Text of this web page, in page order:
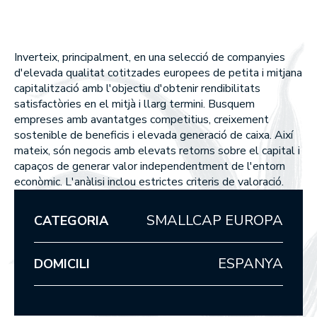
Què fem
WEALTH MANAGEMENT
ASSET MANAGEMENT
Com som
PER QUÈ TRIAR-NOS?
Els nostres fons
RENDIBILITATS DELS NOSTRES FONS
RENDA VARIABLE
EDM International - Alterna
Fija
Inverteix, principalment, en una selecció de companyies
d'elevada qualitat cotitzades europees de petita i mitjana
capitalització amb l'objectiu d'obtenir rendibilitats
satisfactòries en el mitjà i llarg termini. Busquem
empreses amb avantatges competitius, creixement
sostenible de beneficis i elevada generació de caixa. Així
mateix, són negocis amb elevats retorns sobre el capital i
capaços de generar valor independentment de l'entorn
econòmic. L'anàlisi inclou estrictes criteris de valoració.
CATEGORIA SMALLCAP EUROPA
DOMICILI ESPANYA